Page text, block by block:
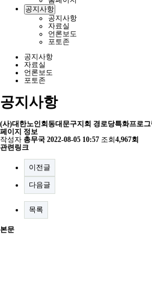
공지사항
공지사항
자료실
언론보도
포토존
공지사항
자료실
언론보도
포토존
공지사항
(사)대한노인회동대문구지회 경로당특화프로
페이지 정보
작성자 총무국 2022-08-05 10:57 조회 4,967회
관련링크
이전글
다음글
목록
본문